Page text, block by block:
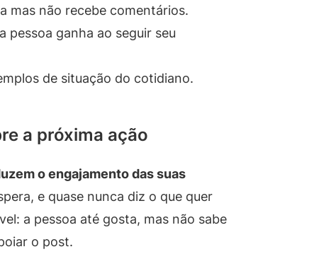
mas não recebe comentários.
pessoa ganha ao seguir seu
de situação do cotidiano.
a próxima ação
o engajamento das suas
e quase nunca diz o que quer
a pessoa até gosta, mas não sabe
o post.